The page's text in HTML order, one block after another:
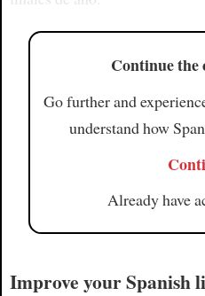
Continue the
Go further and
understand how
Already have
Improve your Spanish